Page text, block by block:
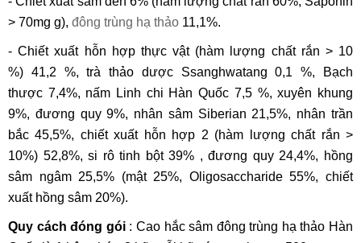
> 70mg g), đông trùng hạ thảo 11,1%.
- Chiết xuất hỗn hợp thực vật (hàm lượng chất rắn > 10
%) 41,2 %, trà thảo dược Ssanghwatang 0,1 %, Bạch
thược 7,4%, nấm Linh chi Hàn Quốc 7,5 %, xuyên khung
9%, đương quy 9%, nhân sâm Siberian 21,5%, nhân trần
bắc 45,5%, chiết xuất hỗn hợp 2 (hàm lượng chất rắn >
10%) 52,8%, si rô tinh bột 39% , đương quy 24,4%, hồng
sâm ngâm 25,5% (mật 25%, Oligosaccharide 55%, chiết
xuất hồng sâm 20%).
Quy cách đóng gói: Cao hắc sâm đông trùng hạ thảo Hàn